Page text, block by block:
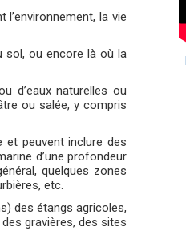
la vie
sol, ou encore là où la
d’eaux naturelles ou
ou salée, y compris
et peuvent inclure des
d’une profondeur
quelques zones
etc.
des étangs agricoles,
gravières, des sites